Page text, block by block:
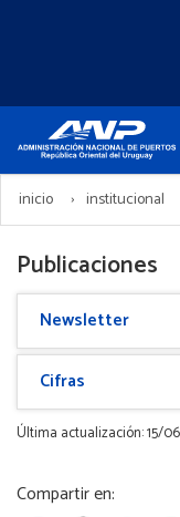
Menú
Principal
inicio institucional
Publicaciones
Newsletter
Cifras
Última actualización: 15/
Compartir en: